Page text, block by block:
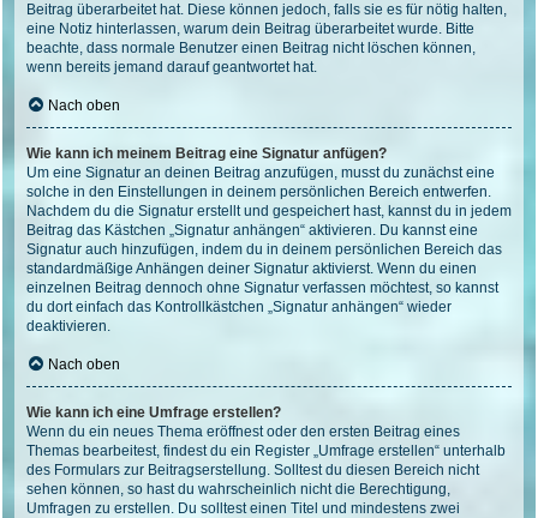
Beitrag überarbeitet hat. Diese können jedoch, falls sie es für nötig halten,
eine Notiz hinterlassen, warum dein Beitrag überarbeitet wurde. Bitte
beachte, dass normale Benutzer einen Beitrag nicht löschen können,
wenn bereits jemand darauf geantwortet hat.
Nach oben
Wie kann ich meinem Beitrag eine Signatur anfügen?
Um eine Signatur an deinen Beitrag anzufügen, musst du zunächst eine
solche in den Einstellungen in deinem persönlichen Bereich entwerfen.
Nachdem du die Signatur erstellt und gespeichert hast, kannst du in jedem
Beitrag das Kästchen „Signatur anhängen“ aktivieren. Du kannst eine
Signatur auch hinzufügen, indem du in deinem persönlichen Bereich das
standardmäßige Anhängen deiner Signatur aktivierst. Wenn du einen
einzelnen Beitrag dennoch ohne Signatur verfassen möchtest, so kannst
du dort einfach das Kontrollkästchen „Signatur anhängen“ wieder
deaktivieren.
Nach oben
Wie kann ich eine Umfrage erstellen?
Wenn du ein neues Thema eröffnest oder den ersten Beitrag eines
Themas bearbeitest, findest du ein Register „Umfrage erstellen“ unterhalb
des Formulars zur Beitragserstellung. Solltest du diesen Bereich nicht
sehen können, so hast du wahrscheinlich nicht die Berechtigung,
Umfragen zu erstellen. Du solltest einen Titel und mindestens zwei